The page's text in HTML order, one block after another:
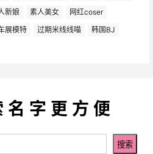
新娘 素人美女
网红coser
展模特 过期米线线喵
韩国BJ
名 字 更 方 便